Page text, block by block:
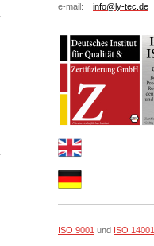
e-mail: info@ly-tec.de
ISO 9001 und ISO 14001